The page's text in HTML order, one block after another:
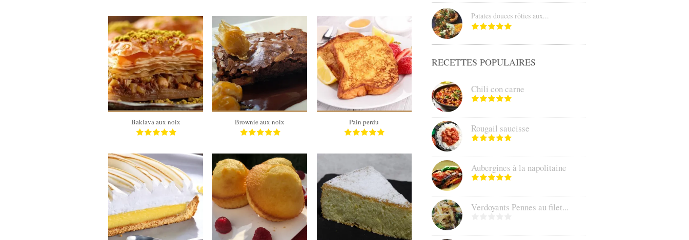
35 gâteaux
40 Min
Baklava aux noix
4 pers
Brownie aux noix
4 pers
10 Min
Pain perdu
6 pers
40 Min
6 muffins
6 muffins
15 Min
8
8
30 Min
Patates douces rôties aux...
RECETTES POPULAIRES
Chili con carne
Rougail saucisse
Aubergines à la napolitaine
Verdoyants Pennes au filet...